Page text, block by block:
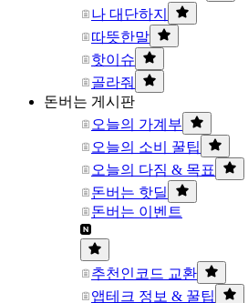
나 대단하지
따뜻한말
핫이슈
골라줘
돈버는 게시판
오늘의 가계부
오늘의 소비 꿀팁
오늘의 다짐 & 목표
돈버는 핫딜
돈버는 이벤트
추천인코드 교환
앱테크 정보 & 꿀팁